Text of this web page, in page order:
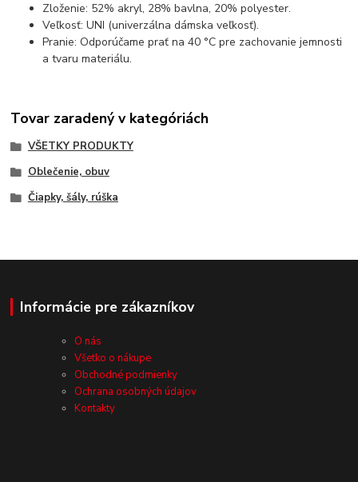
Zloženie: 52% akryl, 28% bavlna, 20% polyester.
Veľkosť: UNI (univerzálna dámska veľkosť).
Pranie: Odporúčame prať na 40 °C pre zachovanie jemnosti
a tvaru materiálu.
Tovar zaradený v kategóriách
VŠETKY PRODUKTY
Oblečenie, obuv
Čiapky, šály, rúška
Informácie pre zákazníkov
O nás
Všetko o nákupe
Obchodné podmienky
Ochrana osobných údajov
Kontakty